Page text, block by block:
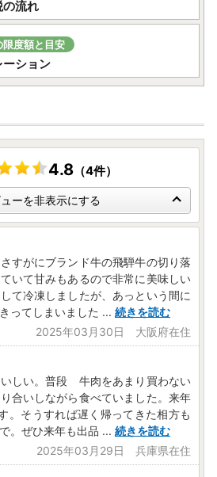
の流れ
度額と目安
ション
4.8 （4件）
ーを非表示にする
すがにブランド牛の飛騨牛の切り落
いて甘みもあるので非常に美味しい
て冷凍しましたが、あっという間に
ってしまいました ... 続きを読む
2025年03月30日 大阪府在住
しい。普段 牛肉をあまり買わない
合いしながら食べていました。来年
。そうすれば遅く帰ってきた相方も
。ぜひ来年も出品 ... 続きを読む
2025年03月29日 兵庫県在住